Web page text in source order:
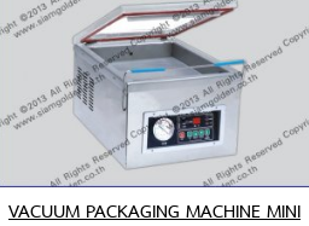
VACUUM PACKAGING MACHINE MINI